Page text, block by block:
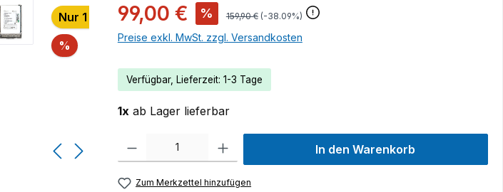
Nur 1 auf Lager!
% Rabatt
99,00 € % 159,90 € (-38.09%)
Preise exkl. MwSt. zzgl. Versandkosten
Verfügbar, Lieferzeit: 1-3 Tage
1x ab Lager lieferbar
Produkt Anzahl: Gib den gewünschten Wert ein oder benutze die Schaltflächen um die
In den Warenkorb
Zum Merkzettel hinzufügen